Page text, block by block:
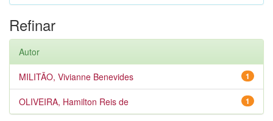
Refinar
Autor
1
MILITÃO, Vivianne Benevides
1
OLIVEIRA, Hamilton Reis de